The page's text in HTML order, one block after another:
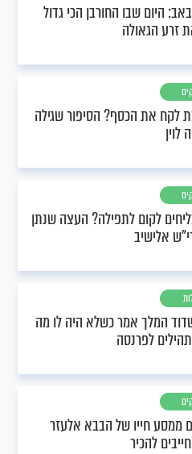
היום שבו החורבן הכי גדול
זרע הגאולה
לקח את הכסף? הסיפור שגילה
לוין
לקום לתפילה? העצה שנתן
אלישיב
המלך אמר כשלא היה לו מה
לפרנסה
ממסע חייו של הבבא אלעזר
להכיר